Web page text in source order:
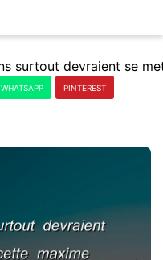
WHATSAPP PINTEREST